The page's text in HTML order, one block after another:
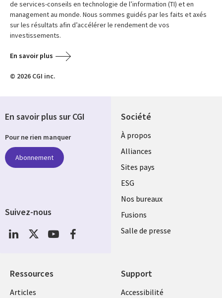
de services-conseils en technologie de l’information (TI) et en
management au monde. Nous sommes guidés par les faits et axés
sur les résultats afin d’accélérer le rendement de vos
investissements.
En savoir plus
© 2026 CGI inc.
Société
À propos
Alliances
Sites pays
ESG
Nos bureaux
Fusions
Salle de presse
Ressources
Articles
Support
Accessibilité
En savoir plus sur CGI
Pour ne rien manquer
Abonnement
Suivez-nous
Social
Media